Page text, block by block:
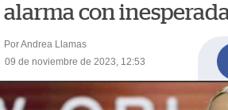
alarma con
Por Andrea Llamas
09 de noviembre de 2023, 12:53